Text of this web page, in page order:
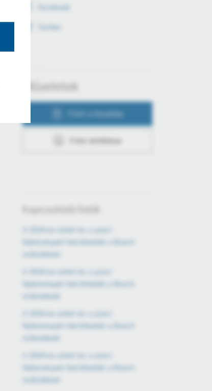
Facebook
Twitter
Műveletek
Fotó a kosárba
Fotó letöltése
Kapcsolódó fotók
A 2024-es üzleti év: a piaci
fejlemények hátráltatták a Bosch
működését
A 2024-es üzleti év: a piaci
fejlemények hátráltatták a Bosch
működését
A 2024-es üzleti év: a piaci
fejlemények hátráltatták a Bosch
működését
A 2024-es üzleti év: a piaci
fejlemények hátráltatták a Bosch
működését